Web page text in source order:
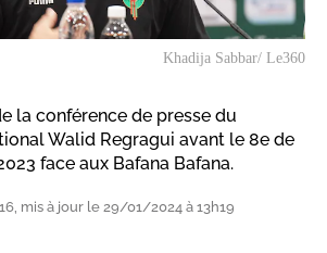
Khadija Sabbar/ Le360
la conférence de presse du
Walid Regragui avant le 8e de
face aux Bafana Bafana.
mis à jour le 29/01/2024 à 13h19